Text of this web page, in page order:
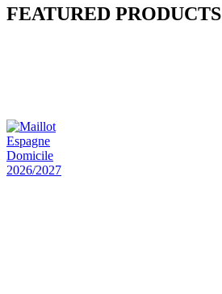
FEATURED PRODUCTS